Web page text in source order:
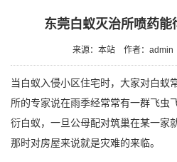
东莞白蚁灭治所喷药能
来源：本站 作者：admin
当白蚁入侵小区住宅时，大家对白蚁
所的专家说在雨季经常常有一群飞虫
衍白蚁，一旦公母配对筑巢在某一家
那时对房屋来说就是灾难的来临。